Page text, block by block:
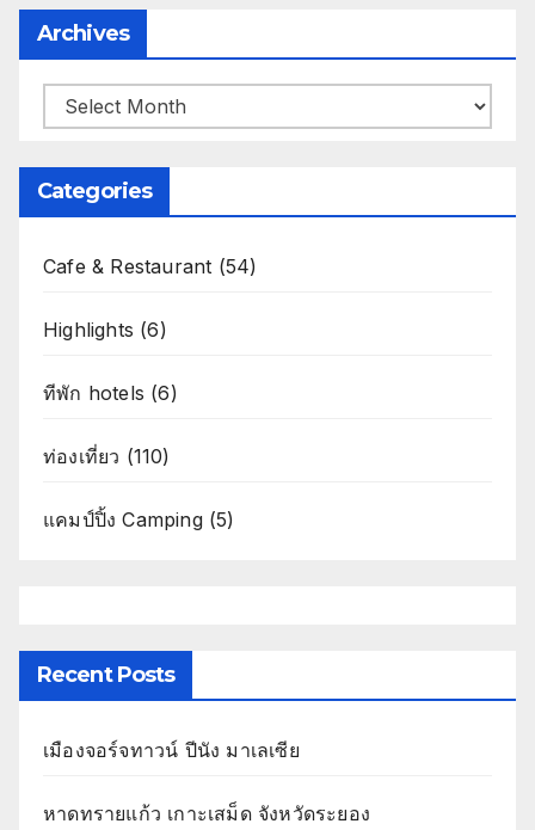
Archives
Archives
Categories
Cafe & Restaurant (54)
Highlights (6)
ทีพัก hotels (6)
ท่องเที่ยว (110)
แคมป์ปิ้ง Camping(5)
Recent Posts
เมืองจอร์จทาวน์ ปีนัง มาเลเซีย
หาดทรายแก้ว เกาะเสม็ด จังหวัดระยอง